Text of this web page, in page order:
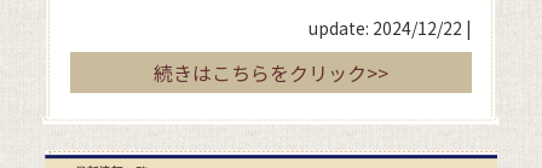
update: 2024/12/22 |
続きはこちらをクリック>>